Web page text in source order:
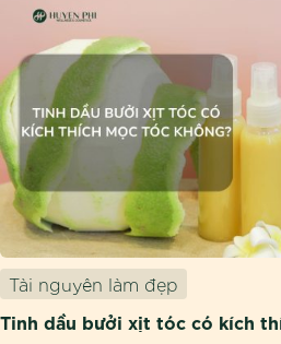
Tài nguyên làm đẹp
Tinh dầu bưởi xịt tóc có kích